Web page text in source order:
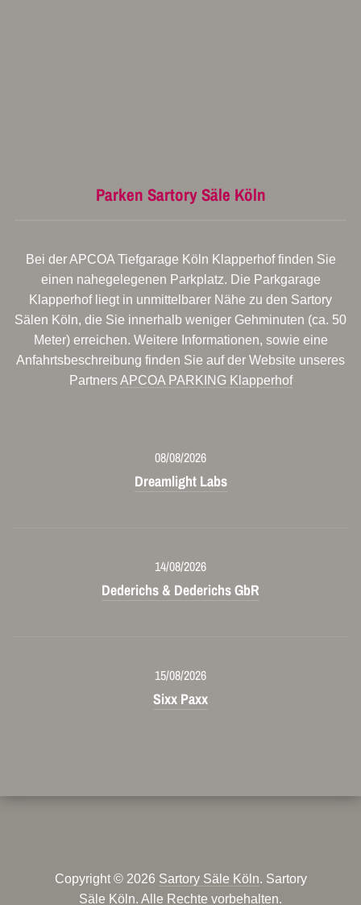
Parken Sartory Säle Köln
Bei der APCOA Tiefgarage Köln Klapperhof finden Sie
einen nahegelegenen Parkplatz. Die Parkgarage
Klapperhof liegt in unmittelbarer Nähe zu den Sartory
Sälen Köln, die Sie innerhalb weniger Gehminuten (ca. 50
Meter) erreichen. Weitere Informationen, sowie eine
Anfahrtsbeschreibung finden Sie auf der Website unseres
PartnersAPCOA PARKING Klapperhof
08/08/2026
Dreamlight Labs
14/08/2026
Dederichs & Dederichs GbR
15/08/2026
Sixx Paxx
Copyright © 2026 Sartory Säle Köln. Sartory
Säle Köln. Alle Rechte vorbehalten.